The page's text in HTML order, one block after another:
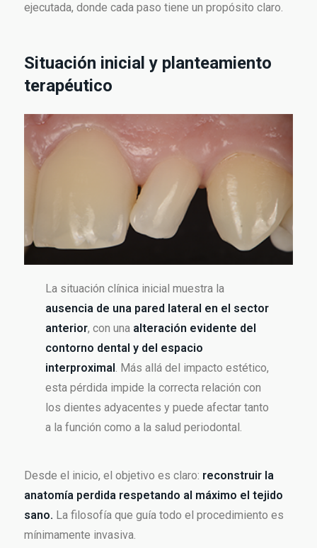
ejecutada, donde cada paso tiene un propósito claro.
Situación inicial y planteamiento
terapéutico
La situación clínica inicial muestra la
ausencia de una pared lateral en el sector
anterior, con una alteración evidente del
contorno dental y del espacio
interproximal. Más allá del impacto estético,
esta pérdida impide la correcta relación con
los dientes adyacentes y puede afectar tanto
a la función como a la salud periodontal.
Desde el inicio, el objetivo es claro: reconstruir la
anatomía perdida respetando al máximo el tejido
sano. La filosofía que guía todo el procedimiento es
mínimamente invasiva.